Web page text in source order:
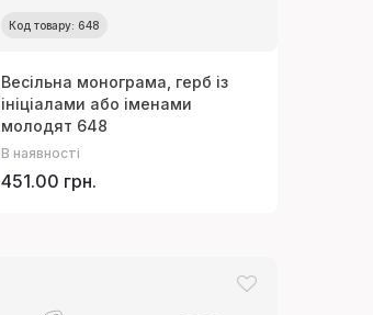
Код товару: 648
Весільна монограма, герб із
ініціалами або іменами
молодят 648
В наявності
451.00 грн.